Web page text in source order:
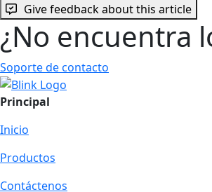
Give feedback about this article
¿No encuentra
Soporte de contacto
Principal
Inicio
Productos
Contáctenos